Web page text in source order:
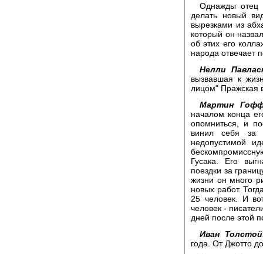
Однажды отец
делать новый
вырезками из
который он
об этих его
народа отвечает
Нелли
вызвавшая к
лицом" Пражская
Мартин
началом конца
опомниться, и
винил себя за
недопустимой
Гусака. Его
поездки за
жизни он много
новых работ.
25 человек. И
человек -
дней после этой
Иван
года. От Джотто